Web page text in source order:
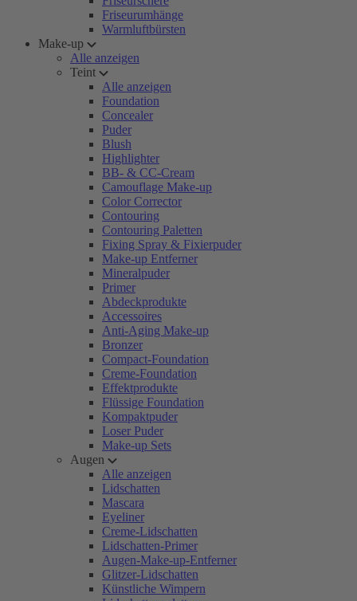
Friseurumhänge
Warmluftbürsten
Make-up
Alle anzeigen
Teint
Alle anzeigen
Foundation
Concealer
Puder
Blush
Highlighter
BB- & CC-Cream
Camouflage Make-up
Color Corrector
Contouring
Contouring Paletten
Fixing Spray & Fixierpuder
Make-up Entferner
Mineralpuder
Primer
Abdeckprodukte
Accessoires
Anti-Aging Make-up
Bronzer
Compact-Foundation
Creme-Foundation
Effektprodukte
Flüssige Foundation
Kompaktpuder
Loser Puder
Make-up Sets
Augen
Alle anzeigen
Lidschatten
Mascara
Eyeliner
Creme-Lidschatten
Lidschatten-Primer
Augen-Make-up-Entferner
Glitzer-Lidschatten
Künstliche Wimpern